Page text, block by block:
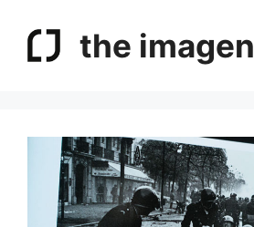
contenido
the imagen